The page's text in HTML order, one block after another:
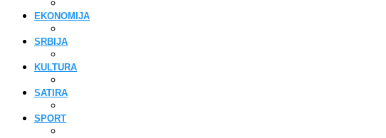
EKONOMIJA
SRBIJA
KULTURA
SATIRA
SPORT